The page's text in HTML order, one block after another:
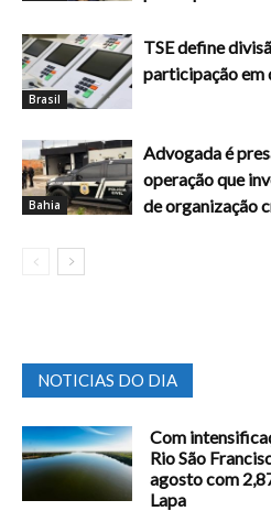
Brasil
TSE define
participação em
Bahia
Advogada é
operação que
de organização
NOTICIAS DO DIA
Com
Rio São
agosto com
Lapa